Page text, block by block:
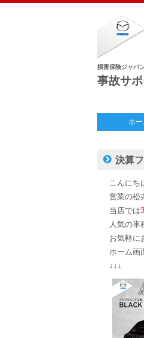
損害保険ジャパ
事故サ
ホー
決算
こんにち
営業の松
当店では
人気の車
お気軽に
ホーム画
↓↓↓